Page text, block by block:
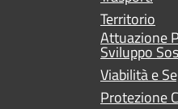
Territorio
Attuazione
Sviluppo
Viabilità e
Protezione